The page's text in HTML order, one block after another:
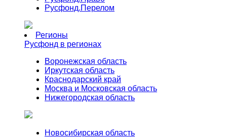
Русфонд.Перелом
Регионы
Русфонд в регионах
Воронежская область
Иркутская область
Краснодарский край
Москва и Московская область
Нижегородская область
Новосибирская область